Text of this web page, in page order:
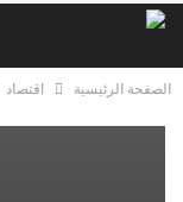
الصفحة الرئيسية اقتصاد